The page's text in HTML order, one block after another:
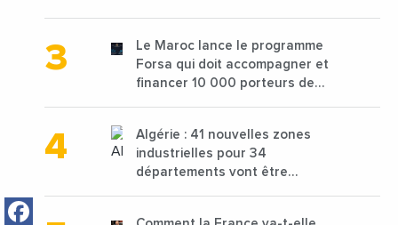
Facebook
Le Maroc lance le programme
Forsa qui doit accompagner et
financer 10 000 porteurs de
Algérie : 41 nouvelles zones
industrielles pour 34
départements vont être